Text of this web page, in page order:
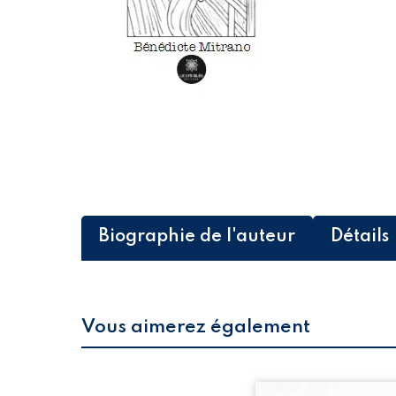
Biographie de l'auteur Détails
Vous aimerez également